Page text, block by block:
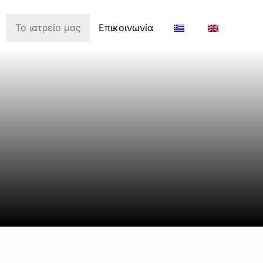
Το ιατρείο μας Επικοινωνία